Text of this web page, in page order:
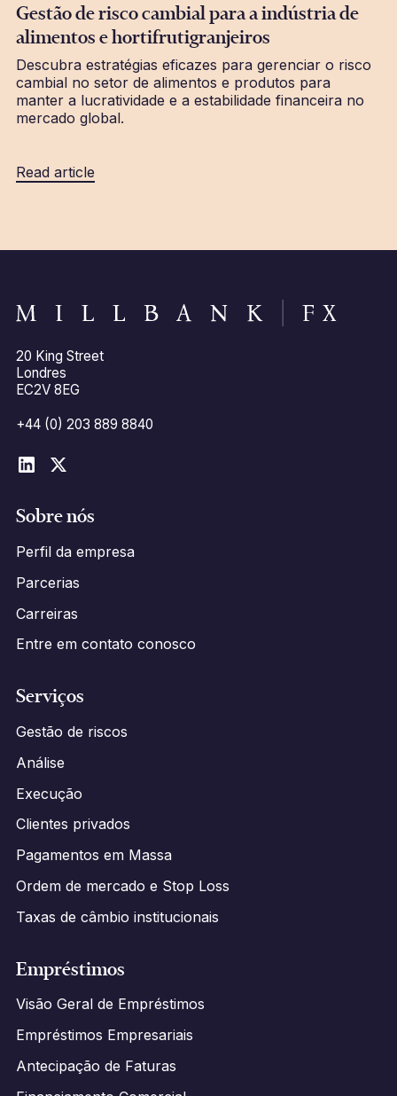
Gestão de risco cambial para a indústria de
alimentos e hortifrutigranjeiros
Descubra estratégias eficazes para gerenciar o risco
cambial no setor de alimentos e produtos para
manter a lucratividade e a estabilidade financeira no
mercado global.
Read article
20 King Street
Londres
EC2V 8EG
+44 (0) 203 889 8840
Sobre nós
Perfil da empresa
Parcerias
Carreiras
Entre em contato conosco
Serviços
Gestão de riscos
Análise
Execução
Clientes privados
Pagamentos em Massa
Ordem de mercado e Stop Loss
Taxas de câmbio institucionais
Empréstimos
Visão Geral de Empréstimos
Empréstimos Empresariais
Antecipação de Faturas